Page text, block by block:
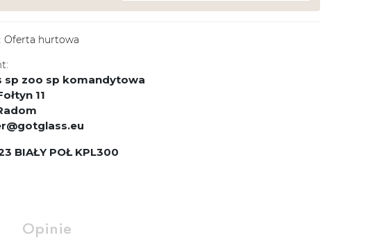
Oferta hurtowa
sp zoo sp komandytowa
11
BIAŁY POŁ KPL300
Opinie